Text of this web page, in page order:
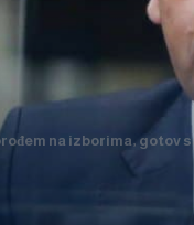
na izborima, gotov